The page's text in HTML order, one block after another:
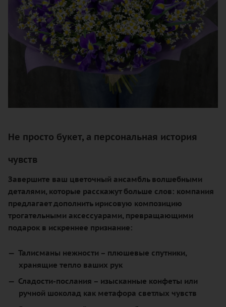
Не просто букет, а персональная история
чувств
Завершите ваш цветочный ансамбль волшебными
деталями, которые расскажут больше слов: компания
предлагает дополнить ирисовую композицию
трогательными аксессуарами, превращающими
подарок в искреннее признание:
Талисманы нежности – плюшевые спутники,
хранящие тепло ваших рук
Сладости-послания – изысканные конфеты или
ручной шоколад как метафора светлых чувств